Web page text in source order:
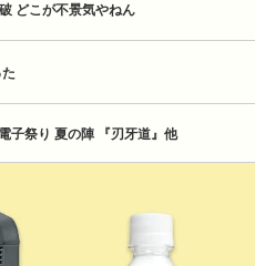
どこが不景気やねん
子祭り 夏の陣 『刃牙道』他